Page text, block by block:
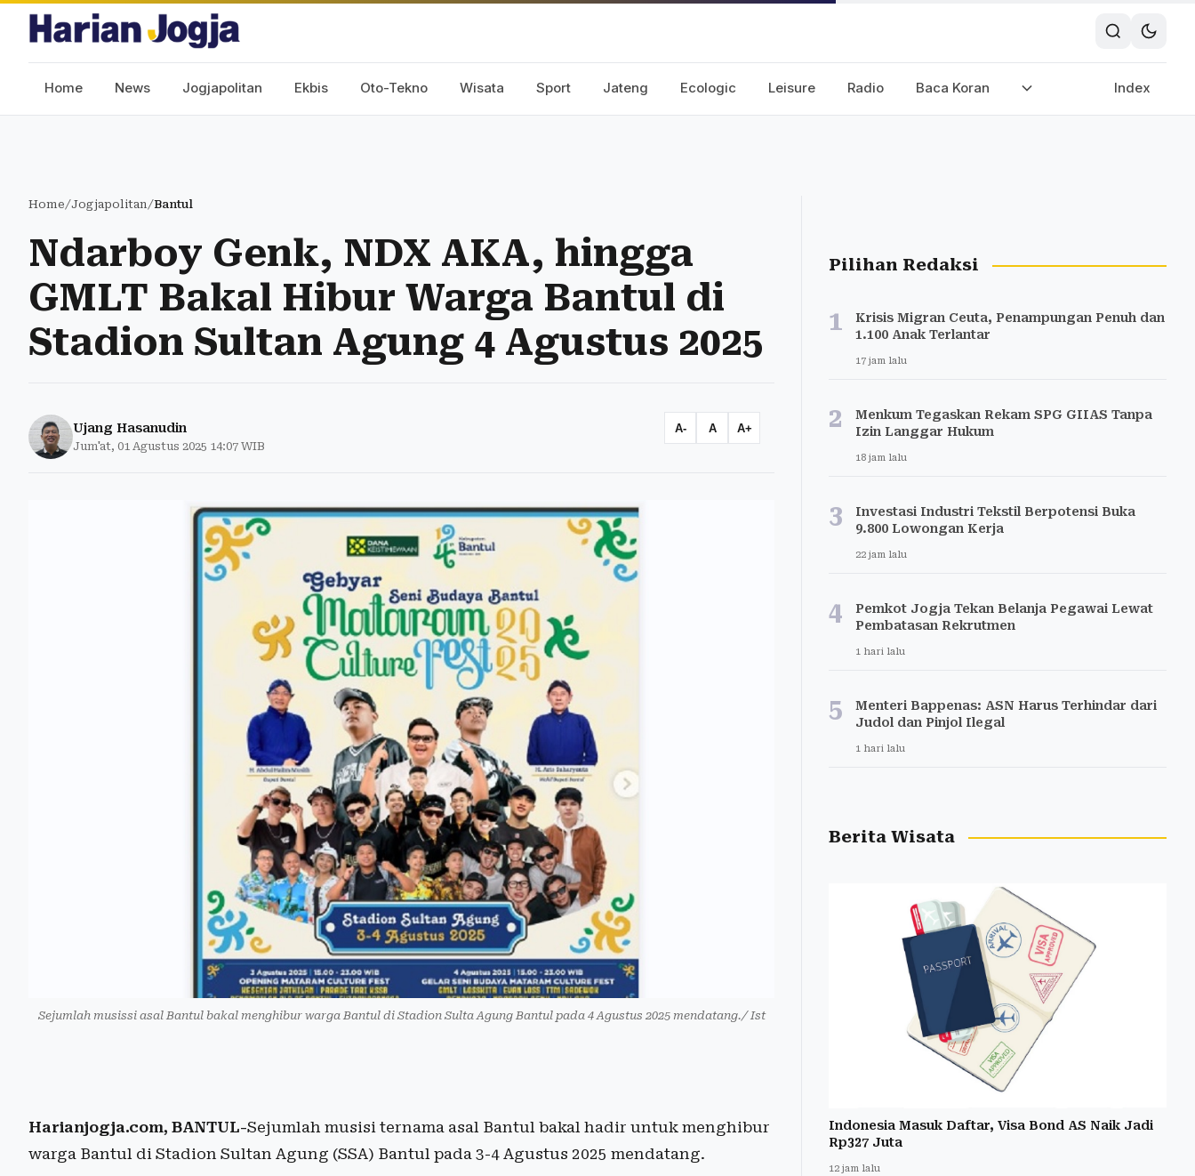
Home News Jogjapolitan Ekbis Oto-Tekno Wisata Sport Jateng Ecologic Leisure Radio Baca Koran Index
Home/Jogjapolitan/Bantul
Ndarboy Genk, NDX AKA, hingga
GMLT Bakal Hibur Warga Bantul di
Stadion Sultan Agung 4 Agustus 2025
Ujang Hasanudin
Jum'at, 01 Agustus 2025 14:07 WIB
A- A A+
Sejumlah musissi asal Bantul bakal menghibur warga Bantul di Stadion Sulta Agung Bantul pada 4 Agustus 2025 mendatang./ Ist
Harianjogja.com, BANTUL-Sejumlah musisi ternama asal Bantul bakal hadir untuk menghibur
warga Bantul di Stadion Sultan Agung (SSA) Bantul pada 3-4 Agustus 2025 mendatang.
Pilihan Redaksi
1
Krisis Migran Ceuta, Penampungan Penuh dan
1.100 Anak Terlantar
17 jam lalu
2
Menkum Tegaskan Rekam SPG GIIAS Tanpa
Izin Langgar Hukum
18 jam lalu
3
Investasi Industri Tekstil Berpotensi Buka
9.800 Lowongan Kerja
22 jam lalu
4
Pemkot Jogja Tekan Belanja Pegawai Lewat
Pembatasan Rekrutmen
1 hari lalu
5
Menteri Bappenas: ASN Harus Terhindar dari
Judol dan Pinjol Ilegal
1 hari lalu
Berita Wisata
Indonesia Masuk Daftar, Visa Bond AS Naik Jadi
Rp327 Juta
12 jam lalu